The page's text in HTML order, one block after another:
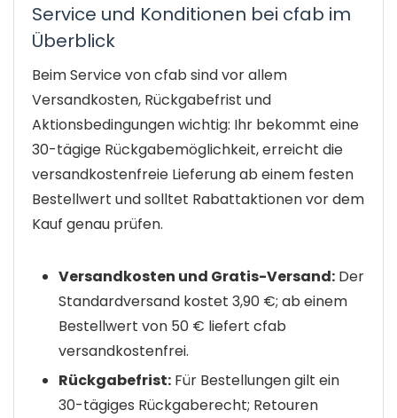
Service und Konditionen bei cfab im
Überblick
Beim Service von cfab sind vor allem
Versandkosten, Rückgabefrist und
Aktionsbedingungen wichtig: Ihr bekommt eine
30-tägige Rückgabemöglichkeit, erreicht die
versandkostenfreie Lieferung ab einem festen
Bestellwert und solltet Rabattaktionen vor dem
Kauf genau prüfen.
Versandkosten und Gratis-Versand: Der
Standardversand kostet 3,90 €; ab einem
Bestellwert von 50 € liefert cfab
versandkostenfrei.
Rückgabefrist: Für Bestellungen gilt ein
30-tägiges Rückgaberecht; Retouren